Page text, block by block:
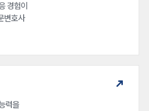
경험이
변호사
력을